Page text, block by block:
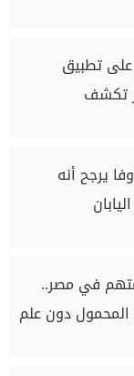
تطبيق
تكشف
يرجح أنه
في مصر..
دون علم